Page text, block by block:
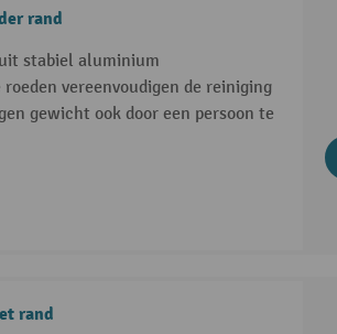
rand
stabiel aluminium
vereenvoudigen de reiniging
gewicht ook door een persoon te
rand